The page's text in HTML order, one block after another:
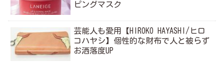
ピングマスク
芸能人も愛用【HIROKO HAYASHI/ヒロ
コハヤシ】個性的な財布で人と被らず
お洒落度UP